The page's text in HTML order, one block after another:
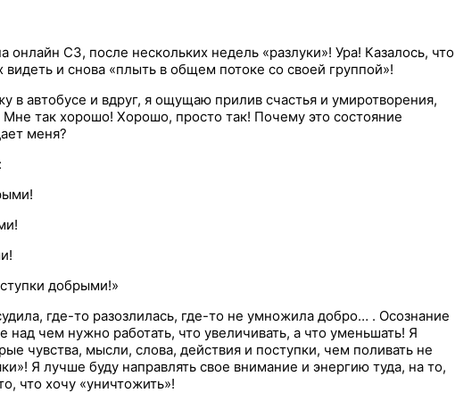
онлайн СЗ, после нескольких недель «разлуки»! Ура! Казалось, что
видеть и снова «плыть в общем потоке со своей группой»!
в автобусе и вдруг, я ощущаю прилив счастья и умиротворения,
Мне так хорошо! Хорошо, просто так! Почему это состояние
меня?
добрыми!»
где-то разозлилась, где-то не умножила добро… . Осознание
над чем нужно работать, что увеличивать, а что уменьшать! Я
чувства, мысли, слова, действия и поступки, чем поливать не
Я лучше буду направлять свое внимание и энергию туда, на то,
что хочу «уничтожить»!